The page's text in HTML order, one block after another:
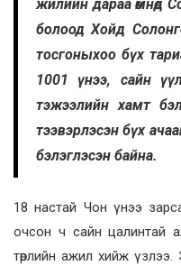
жилийн дараа өмнөд
болоод Хойд
тосгоныхоо бүх
1001 үнээ, сайн
тэжээлийн хамт
тээвэрлэсэн бүх
бэлэглэсэн байна.
18 настай Чон үнээ
очсон ч сайн цалинтай
төрлийн ажил хийж